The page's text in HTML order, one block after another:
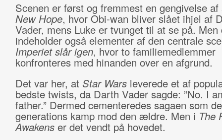
Scenen er først og fremmest en gengivelse
New Hope, hvor Obi-wan bliver slået ihjel af
Vader, mens Luke er tvunget til at se på. Men
indeholder også elementer af den centrale
Imperiet slår igen, hvor to familiemedlemmer
konfronteres med hinanden over en afgrund.
Det var her, at Star Warsleverede et af
bedste twists, da Darth Vader sagde: ”No. I
father.” Dermed cementeredes sagaen som
generations kamp mod den ældre. Men i The
Awakenser det vendt på hovedet.